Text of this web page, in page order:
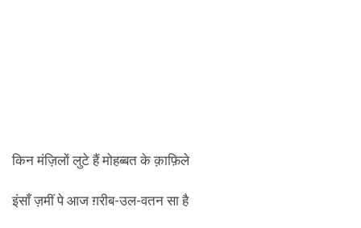
किन मंज़िलों लुटे हैं मोहब्बत के क़ाफ़िले
इंसाँ ज़मीं पे आज ग़रीब-उल-वतन सा है